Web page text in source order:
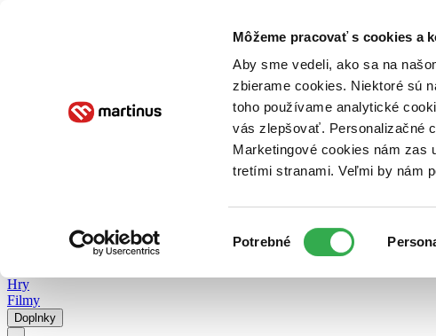
Môžeme pracovať s cookies a
Aby sme vedeli, ako sa na
zbierame cookies. Niektoré sú
toho používame analytické
vás zlepšovať. Personalizačné
Marketingové cookies nám zas
tretími stranami. Veľmi by nám
súhlasu
Potrebné
Poukážky Kontakt
Hry
Filmy
Doplnky